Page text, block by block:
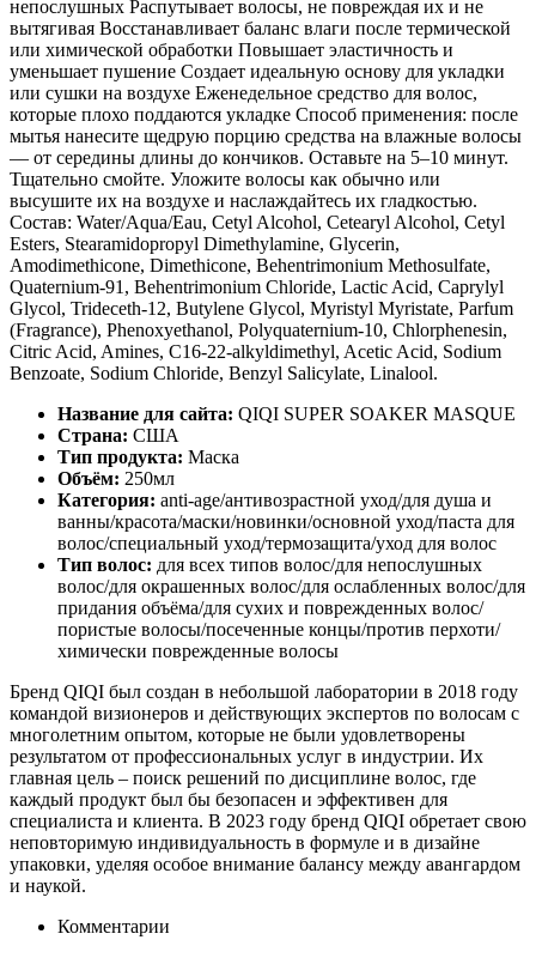
непослушных Распутывает волосы, не повреждая их и не
вытягивая Восстанавливает баланс влаги после термической
или химической обработки Повышает эластичность и
уменьшает пушение Создает идеальную основу для укладки
или сушки на воздухе Еженедельное средство для волос,
которые плохо поддаются укладке Способ применения: после
мытья нанесите щедрую порцию средства на влажные волосы
— от середины длины до кончиков. Оставьте на 5–10 минут.
Тщательно смойте. Уложите волосы как обычно или
высушите их на воздухе и наслаждайтесь их гладкостью.
Состав: Water/Aqua/Eau, Cetyl Alcohol, Cetearyl Alcohol, Cetyl
Esters, Stearamidopropyl Dimethylamine, Glycerin,
Amodimethicone, Dimethicone, Behentrimonium Methosulfate,
Quaternium-91, Behentrimonium Chloride, Lactic Acid, Caprylyl
Glycol, Trideceth-12, Butylene Glycol, Myristyl Myristate, Parfum
(Fragrance), Phenoxyethanol, Polyquaternium-10, Chlorphenesin,
Citric Acid, Amines, C16-22-alkyldimethyl, Acetic Acid, Sodium
Benzoate, Sodium Chloride, Benzyl Salicylate, Linalool.
Название для сайта: QIQI SUPER SOAKER MASQUE
Страна: США
Тип продукта: Маска
Объём: 250мл
Категория: anti-age/антивозрастной уход/для душа и
ванны/красота/маски/новинки/основной уход/паста для
волос/специальный уход/термозащита/уход для волос
Тип волос: для всех типов волос/для непослушных
волос/для окрашенных волос/для ослабленных волос/для
придания объёма/для сухих и поврежденных волос/
пористые волосы/посеченные концы/против перхоти/
химически поврежденные волосы
Бренд QIQI был создан в небольшой лаборатории в 2018 году
командой визионеров и действующих экспертов по волосам с
многолетним опытом, которые не были удовлетворены
результатом от профессиональных услуг в индустрии. Их
главная цель – поиск решений по дисциплине волос, где
каждый продукт был бы безопасен и эффективен для
специалиста и клиента. В 2023 году бренд QIQI обретает свою
неповторимую индивидуальность в формуле и в дизайне
упаковки, уделяя особое внимание балансу между авангардом
и наукой.
Комментарии